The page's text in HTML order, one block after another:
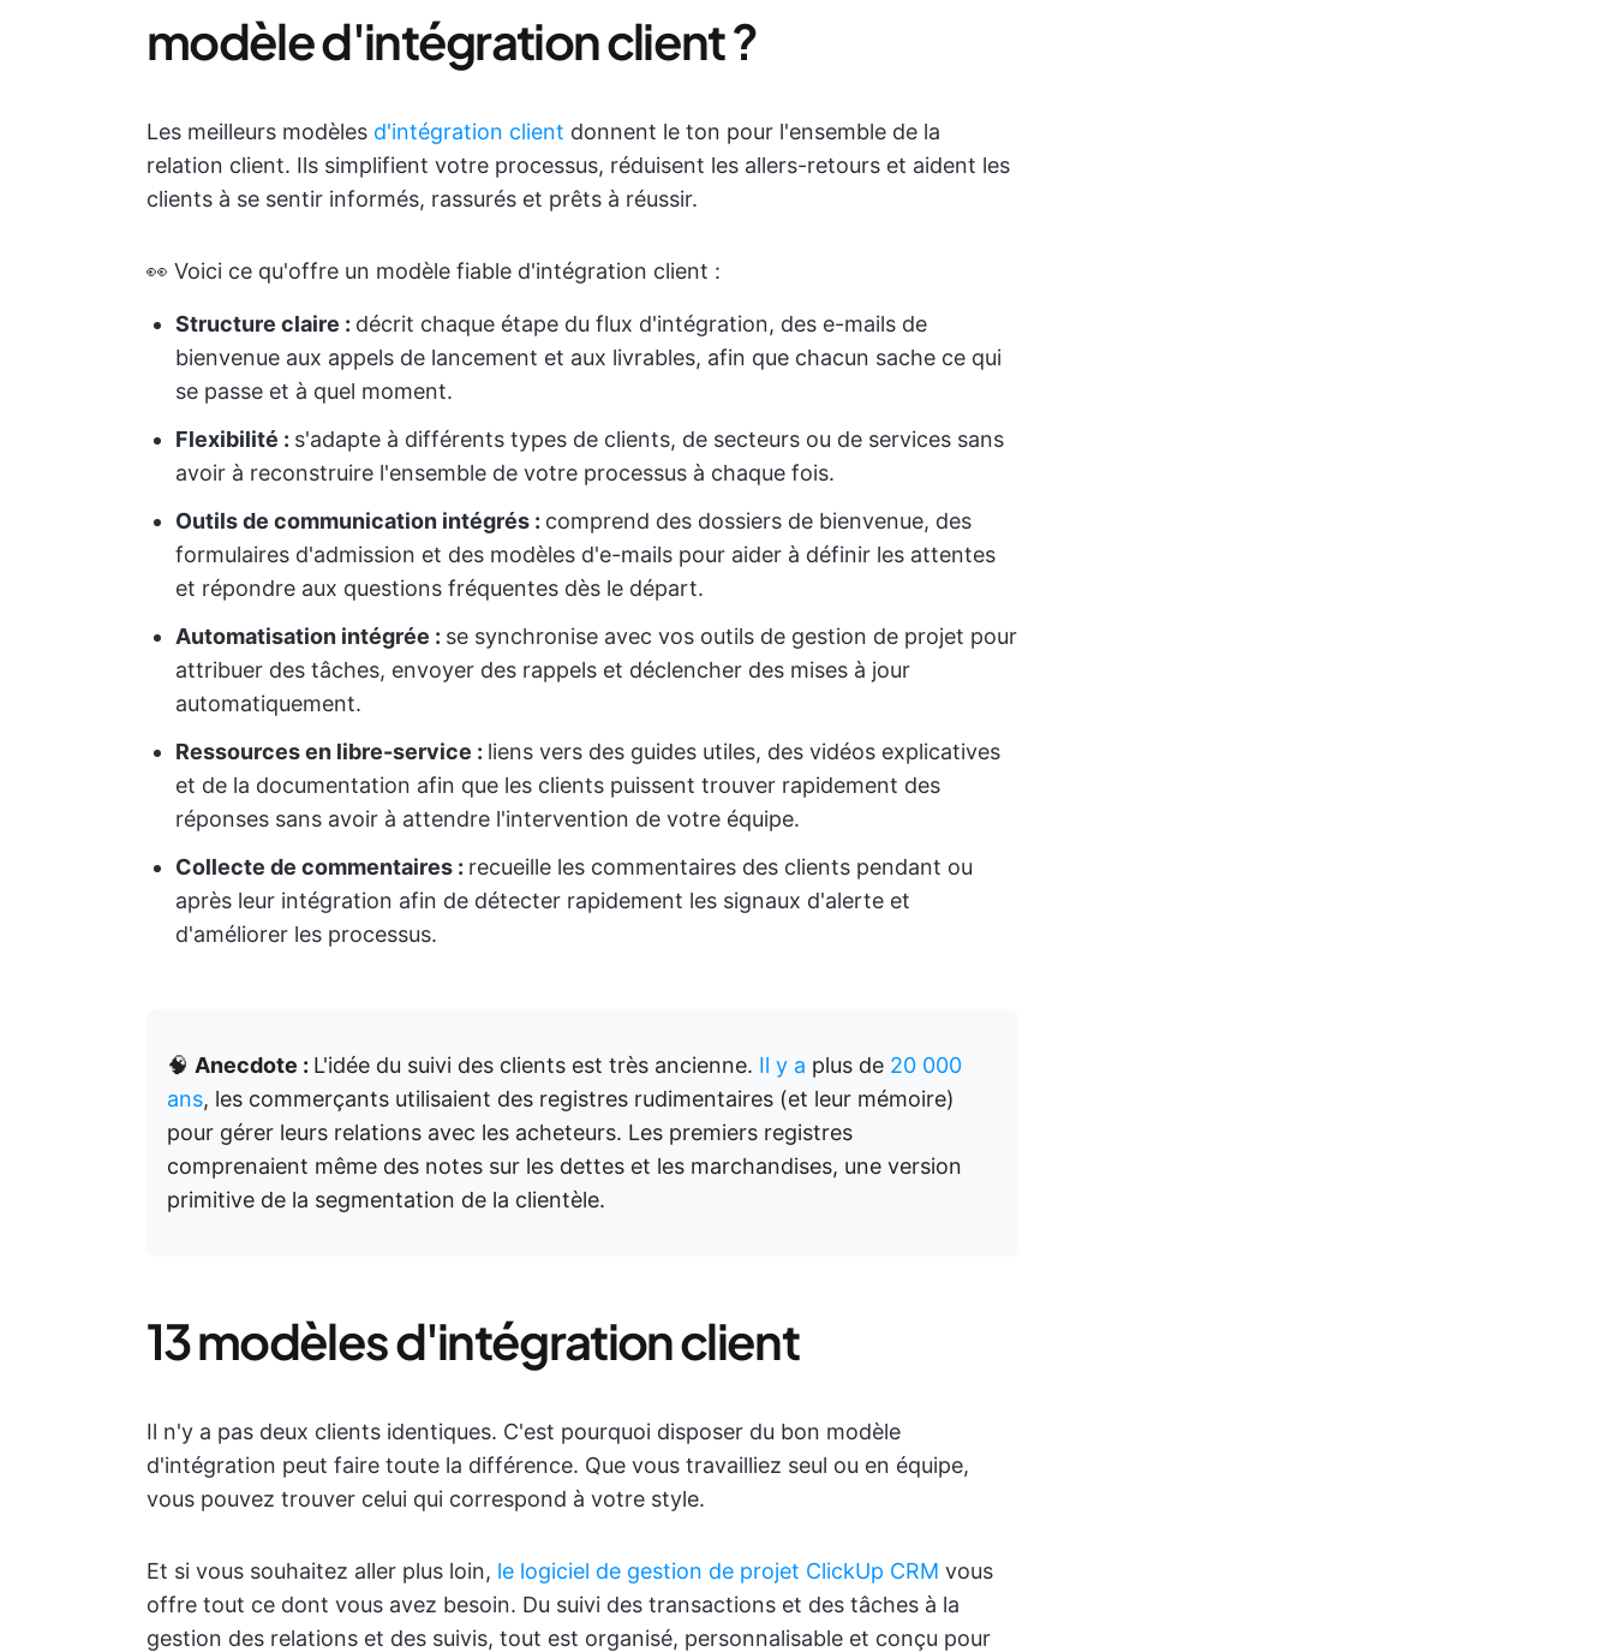
modèle d'intégration client ?
Les meilleurs modèles d'intégration client donnent le ton pour l'ensemble de la
relation client. Ils simplifient votre processus, réduisent les allers-retours et aident les
clients à se sentir informés, rassurés et prêts à réussir.
👀 Voici ce qu'offre un modèle fiable d'intégration client :
Structure claire : décrit chaque étape du flux d'intégration, des e-mails de
bienvenue aux appels de lancement et aux livrables, afin que chacun sache ce qui
se passe et à quel moment.
Flexibilité : s'adapte à différents types de clients, de secteurs ou de services sans
avoir à reconstruire l'ensemble de votre processus à chaque fois.
Outils de communication intégrés : comprend des dossiers de bienvenue, des
formulaires d'admission et des modèles d'e-mails pour aider à définir les attentes
et répondre aux questions fréquentes dès le départ.
Automatisation intégrée : se synchronise avec vos outils de gestion de projet pour
attribuer des tâches, envoyer des rappels et déclencher des mises à jour
automatiquement.
Ressources en libre-service : liens vers des guides utiles, des vidéos explicatives
et de la documentation afin que les clients puissent trouver rapidement des
réponses sans avoir à attendre l'intervention de votre équipe.
Collecte de commentaires : recueille les commentaires des clients pendant ou
après leur intégration afin de détecter rapidement les signaux d'alerte et
d'améliorer les processus.
🧠 Anecdote : L'idée du suivi des clients est très ancienne. Il y a plus de 20 000
ans, les commerçants utilisaient des registres rudimentaires (et leur mémoire)
pour gérer leurs relations avec les acheteurs. Les premiers registres
comprenaient même des notes sur les dettes et les marchandises, une version
primitive de la segmentation de la clientèle.
13 modèles d'intégration client
Il n'y a pas deux clients identiques. C'est pourquoi disposer du bon modèle
d'intégration peut faire toute la différence. Que vous travailliez seul ou en équipe,
vous pouvez trouver celui qui correspond à votre style.
Et si vous souhaitez aller plus loin, le logiciel de gestion de projet ClickUp CRM vous
offre tout ce dont vous avez besoin. Du suivi des transactions et des tâches à la
gestion des relations et des suivis, tout est organisé, personnalisable et conçu pour